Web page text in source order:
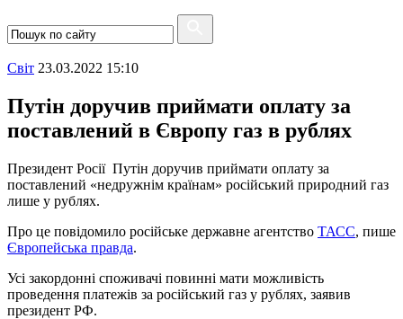
Свiт 23.03.2022 15:10
Путін доручив приймати оплату за
поставлений в Європу газ в рублях
Президент Росії Путін доручив приймати оплату за
поставлений «недружнім країнам» російський природний газ
лише у рублях.
Про це повідомило російське державне агентство ТАСС, пише
Європейська правда.
Усі закордонні споживачі повинні мати можливість
проведення платежів за російський газ у рублях, заявив
президент РФ.